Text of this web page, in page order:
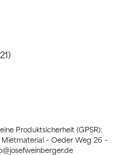
Produktsicherheit (GPSR):
– Oeder Weg 26 –